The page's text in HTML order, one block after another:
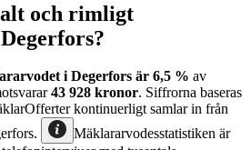
och rimligt
i Degerfors är 6,5 % av
43 928 kronor. Siffrorna baseras
kontinuerligt samlar in från
.
Mäklararvodesstatistiken är